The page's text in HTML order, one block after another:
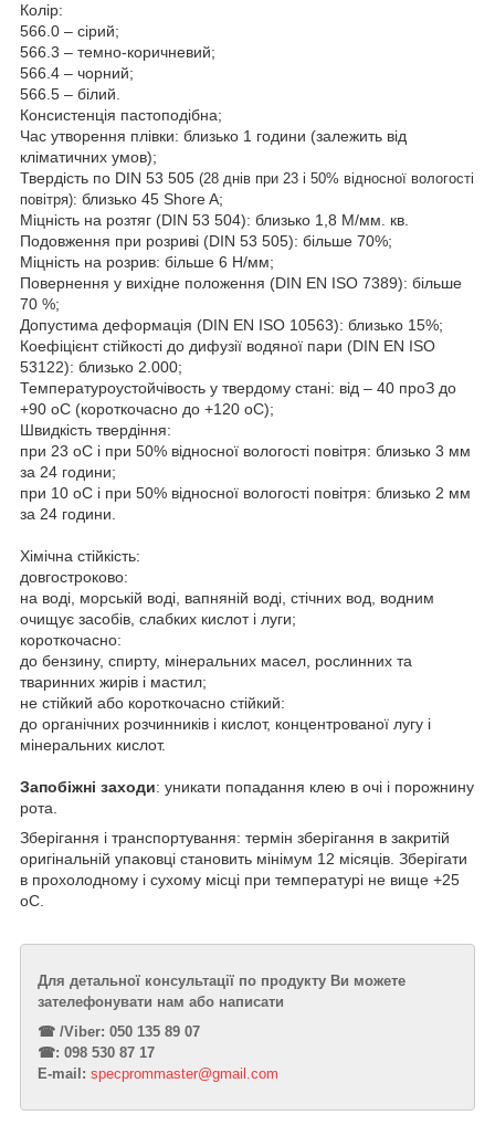
Колір:
566.0 – сірий;
566.3 – темно-коричневий;
566.4 – чорний;
566.5 – білий.
Консистенція пастоподібна;
Час утворення плівки: близько 1 години (залежить від
кліматичних умов);
Твердість по DIN 53 505 (28 днів при 23 і 50% відносної вологості
повітря): близько 45 ShoreA;
Міцність на розтяг (DIN 53 504): близько 1,8 М/мм. кв.
Подовження при розриві (DIN 53 505): більше 70%;
Міцність на розрив: більше 6 Н/мм;
Повернення у вихідне положення (DIN EN ISO 7389): більше
70 %;
Допустима деформація (DIN EN ISO 10563): близько 15%;
Коефіцієнт стійкості до дифузії водяної пари (DIN EN ISO
53122): близько 2.000;
Температуроустойчівость у твердому стані: від – 40 проЗ до
+90 оС (короткочасно до +120 оС);
Швидкість твердіння:
при 23 оС і при 50% відносної вологості повітря: близько 3 мм
за 24 години;
при 10 оС і при 50% відносної вологості повітря: близько 2 мм
за 24 години.
Хімічна стійкість:
довгостроково:
на воді, морській воді, вапняній воді, стічних вод, водним
очищує засобів, слабких кислот і луги;
короткочасно:
до бензину, спирту, мінеральних масел, рослинних та
тваринних жирів і мастил;
не стійкий або короткочасно стійкий:
до органічних розчинників і кислот, концентрованої лугу і
мінеральних кислот.
Запобіжні заходи: уникати попадання клею в очі і порожнину
рота.
Зберігання і транспортування: термін зберігання в закритій
оригінальній упаковці становить мінімум 12 місяців. Зберігати
в прохолодному і сухому місці при температурі не вище +25
оС.
Для детальної консультації по продукту Ви можете
зателефонувати нам або написати
☎︎ /Viber: 050 135 89 07
☎︎: 098 530 87 17
E-mail: specprommaster@gmail.com